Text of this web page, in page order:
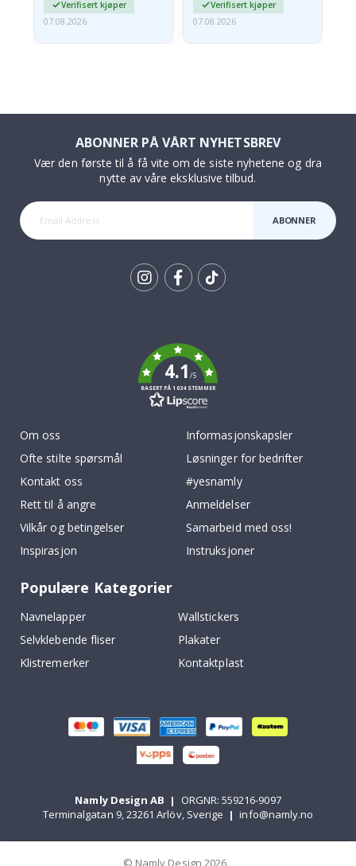
Verifisert kjøper
07.08.2026
Verifisert kjøper
07.08.2026
ABONNER PÅ VÅRT NYHETSBREV
Vær den første til å få vite om de siste nyhetene og dra
nytte av våre eksklusive tilbud.
ABONNER
4.1/5
BASERT PÅ 1034 STEMMER
Om oss
Ofte stilte spørsmål
Kontakt oss
Rett til å angre
Vilkår og betingelser
Inspirasjon
Informasjonskapsler
Løsninger for bedrifter
#yesnamly
Anmeldelser
Samarbeid med oss!
Instruksjoner
Populære Kategorier
Navnelapper
Wallstickers
Selvklebende fliser
Plakater
Klistremerker
Kontaktplast
Namly Design AB |
ORGNR: 559216-9097
Terminalgatan 9, 23261 Arlöv, Sverige | info@namly.no